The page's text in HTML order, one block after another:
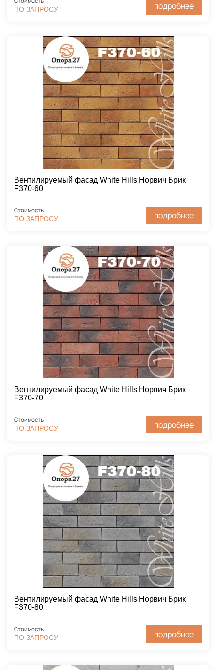
ПО ЗАПРОСУ
подробнее
Вентилируемый фасад White Hills Норвич Брик
F370-60
Стоимость
ПО ЗАПРОСУ
подробнее
Вентилируемый фасад White Hills Норвич Брик
F370-70
Стоимость
ПО ЗАПРОСУ
подробнее
Вентилируемый фасад White Hills Норвич Брик
F370-80
Стоимость
ПО ЗАПРОСУ
подробнее